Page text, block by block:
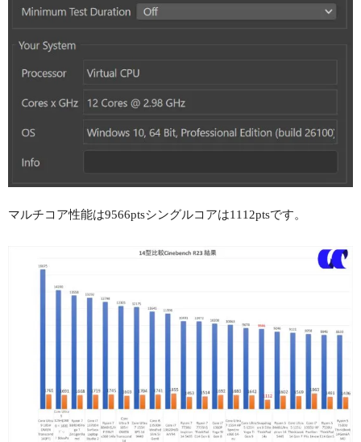
マルチコア性能は9566ptsシングルコアは1112ptsです。